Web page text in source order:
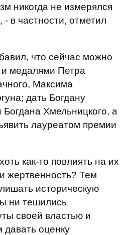
никогда не измерялся
- в частности, отметил
что сейчас можно
медалями Петра
Максима
дать Богдану
Хмельницкого, а
лауреатом премии
как-то повлиять на их
жертвенность? Тем
историческую
ни тешились
своей властью и
оценку